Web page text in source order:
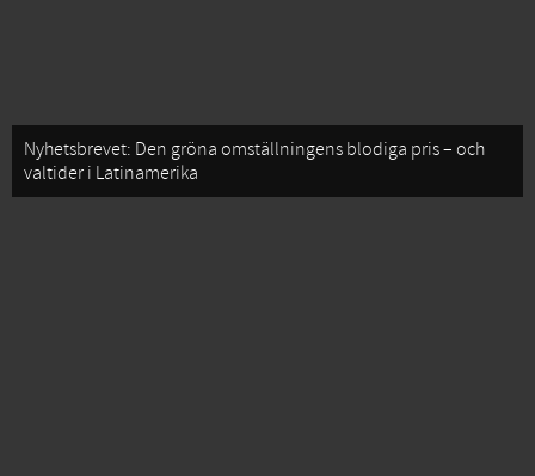
Nyhetsbrevet: Den gröna omställningens blodiga pris – och
valtider i Latinamerika